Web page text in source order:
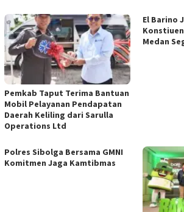
Pemkab Taput Terima Bantuan
Mobil Pelayanan Pendapatan
Daerah Keliling dari Sarulla
Operations Ltd
El Barino
Medan
Polres Sibolga Bersama GMNI
Komitmen Jaga Kamtibmas